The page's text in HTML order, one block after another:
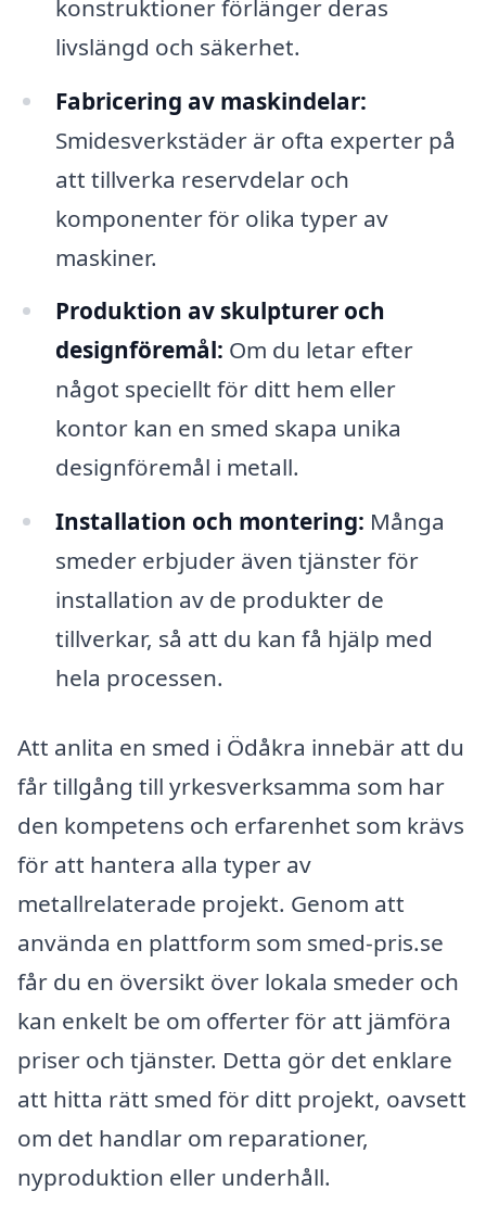
konstruktioner förlänger deras
livslängd och säkerhet.
Fabricering av maskindelar:
Smidesverkstäder är ofta experter på
att tillverka reservdelar och
komponenter för olika typer av
maskiner.
Produktion av skulpturer och
designföremål: Om du letar efter
något speciellt för ditt hem eller
kontor kan en smed skapa unika
designföremål i metall.
Installation och montering: Många
smeder erbjuder även tjänster för
installation av de produkter de
tillverkar, så att du kan få hjälp med
hela processen.
Att anlita en smed i Ödåkra innebär att du
får tillgång till yrkesverksamma som har
den kompetens och erfarenhet som krävs
för att hantera alla typer av
metallrelaterade projekt. Genom att
använda en plattform som smed-pris.se
får du en översikt över lokala smeder och
kan enkelt be om offerter för att jämföra
priser och tjänster. Detta gör det enklare
att hitta rätt smed för ditt projekt, oavsett
om det handlar om reparationer,
nyproduktion eller underhåll.